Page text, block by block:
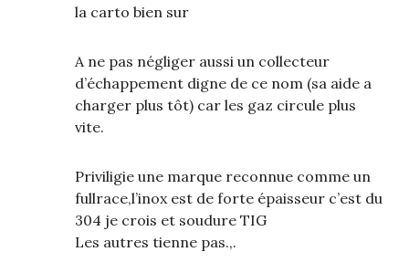
la carto bien sur
A ne pas négliger aussi un collecteur
d’échappement digne de ce nom (sa aide a
charger plus tôt) car les gaz circule plus
vite.
Priviligie une marque reconnue comme un
fullrace,l’inox est de forte épaisseur c’est du
304 je crois et soudure TIG
Les autres tienne pas.,.